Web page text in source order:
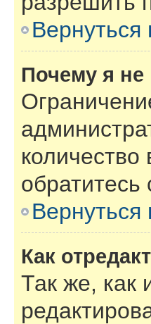
Вернуться
Почему я не
обратитесь
Вернуться
Как
Так же, как